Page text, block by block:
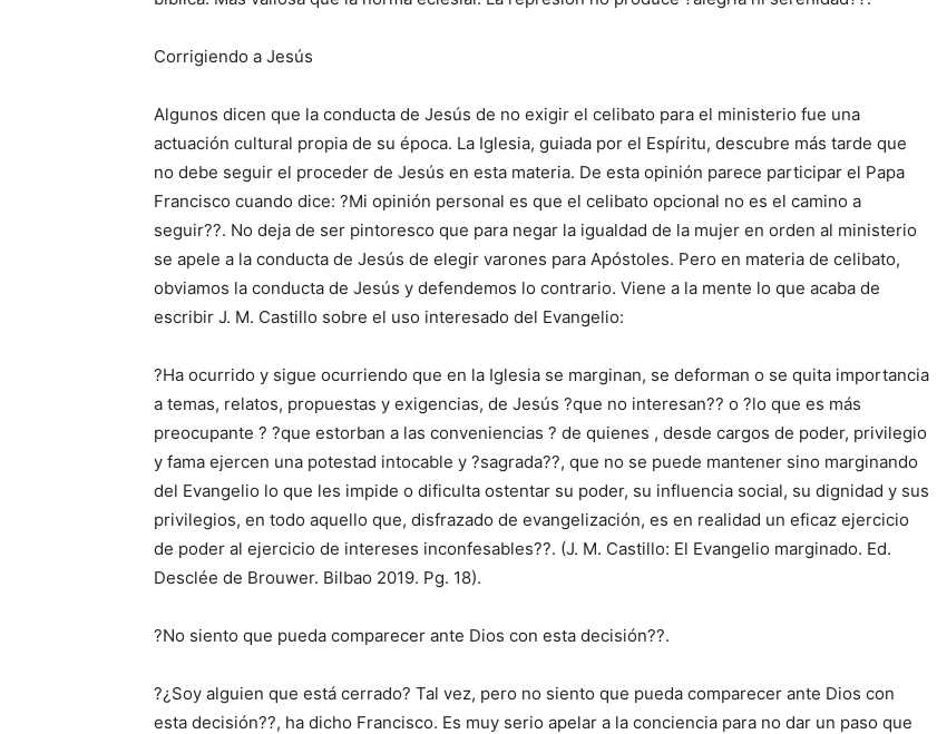
Corrigiendo a Jesús
Algunos dicen que la conducta de Jesús de no exigir el celibato para el ministerio fue una
actuación cultural propia de su época. La Iglesia, guiada por el Espíritu, descubre más tarde que
no debe seguir el proceder de Jesús en esta materia. De esta opinión parece participar el Papa
Francisco cuando dice: ?Mi opinión personal es que el celibato opcional no es el camino a
seguir??. No deja de ser pintoresco que para negar la igualdad de la mujer en orden al ministerio
se apele a la conducta de Jesús de elegir varones para Apóstoles. Pero en materia de celibato,
obviamos la conducta de Jesús y defendemos lo contrario. Viene a la mente lo que acaba de
escribir J. M. Castillo sobre el uso interesado del Evangelio:
?Ha ocurrido y sigue ocurriendo que en la Iglesia se marginan, se deforman o se quita importancia
a temas, relatos, propuestas y exigencias, de Jesús ?que no interesan?? o ?lo que es más
preocupante ? ?que estorban a las conveniencias ? de quienes , desde cargos de poder, privilegio
y fama ejercen una potestad intocable y ?sagrada??, que no se puede mantener sino marginando
del Evangelio lo que les impide o dificulta ostentar su poder, su influencia social, su dignidad y sus
privilegios, en todo aquello que, disfrazado de evangelización, es en realidad un eficaz ejercicio
de poder al ejercicio de intereses inconfesables??. (J. M. Castillo: El Evangelio marginado. Ed.
Desclée de Brouwer. Bilbao 2019. Pg. 18).
?No siento que pueda comparecer ante Dios con esta decisión??.
?¿Soy alguien que está cerrado? Tal vez, pero no siento que pueda comparecer ante Dios con
esta decisión??, ha dicho Francisco. Es muy serio apelar a la conciencia para no dar un paso que